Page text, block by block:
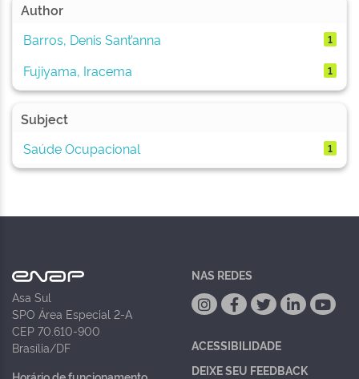
Author
Barros, Denis Sant’anna
1
Fujiyama, Iracema 1
Subject
Saúde Ocupacional
1
Asa Sul
SPO Área Especial 2-A
CEP 70.610-900
Brasília/DF
NAS REDES
ACESSIBILIDADE
DEIXE SEU FEEDBACK